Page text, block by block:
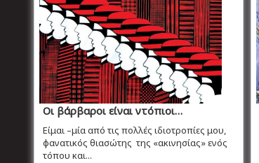
Οι βάρβαροι είναι ντόπιοι…
Είμαι –μία από τις πολλές ιδιοτροπίες μου,
φανατικός θιασώτης της «ακινησίας» ενός
τόπου και...